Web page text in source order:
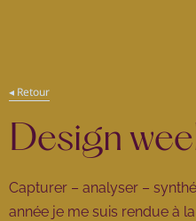
◂ Retour
Design
Capturer – analyser –
année je me suis rendue à